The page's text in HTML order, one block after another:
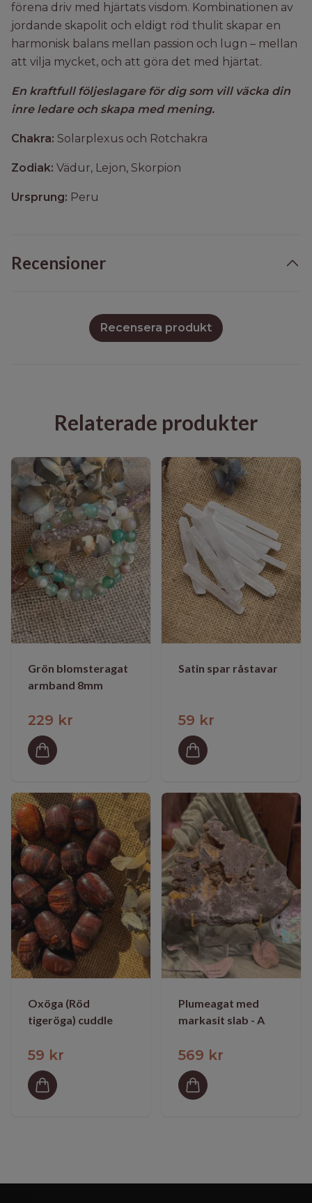
förena driv med hjärtats visdom. Kombinationen av
jordande skapolit och eldigt röd thulit skapar en
harmonisk balans mellan passion och lugn – mellan
att vilja mycket, och att göra det med hjärtat.
En kraftfull följeslagare för dig som vill väcka din
inre ledare och skapa med mening.
Chakra: Solarplexus och Rotchakra
Zodiak: Vädur, Lejon, Skorpion
Ursprung: Peru
Recensioner
Recensera produkt
Relaterade produkter
Grön blomsteragat
armband 8mm
229 kr
Satin spar råstavar
59 kr
Oxöga (Röd
tigeröga) cuddle
59 kr
Plumeagat med
markasit slab - A
569 kr